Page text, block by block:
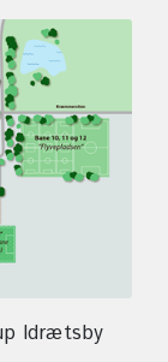
Idrætsby